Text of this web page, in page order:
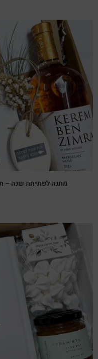
מתנה לפתיחת שנה –